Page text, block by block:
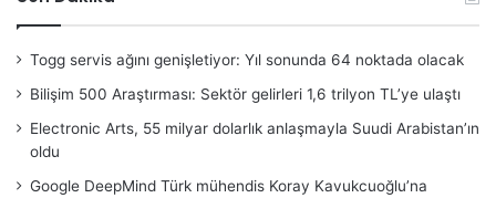
Togg servis ağını genişletiyor: Yıl sonunda 64 noktada olacak
Bilişim 500 Araştırması: Sektör gelirleri 1,6 trilyon TL’ye ulaştı
Electronic Arts, 55 milyar dolarlık anlaşmayla Suudi Arabistan’ın
oldu
Google DeepMind Türk mühendis Koray Kavukcuoğlu’na